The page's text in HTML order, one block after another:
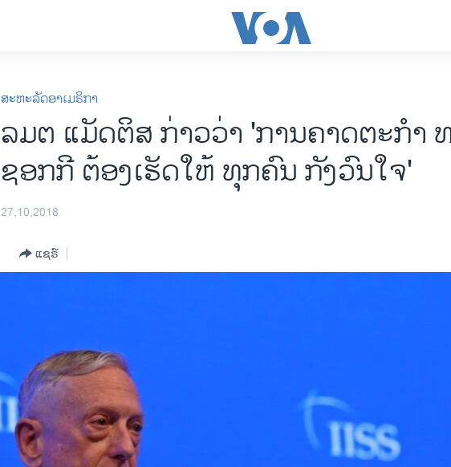
ສະຫະລັດອາເມຣິກາ
ລມຕ ແມັດຕິສ ກ່າວວ່າ 'ການຄາດຕະກຳ
ຊອກກີ ຕ້ອງເຮັດໃຫ້ ທຸກຄົນ ກັງວົນໃຈ'
27,10,2018
ແຊຣ໌